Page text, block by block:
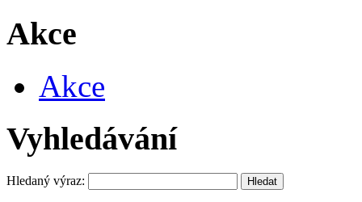
Akce
Akce
Vyhledávání
Hledaný výraz: